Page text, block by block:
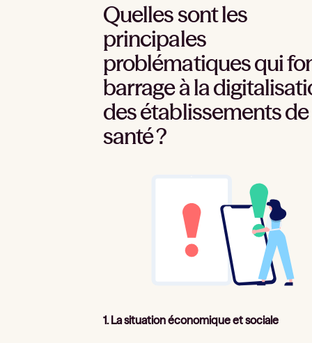
Quelles sont les
principales
problématiques qui
barrage à la
des établissements de
santé ?
1. La situation économique et sociale